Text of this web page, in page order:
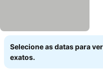
Selecione as datas para
exatos.